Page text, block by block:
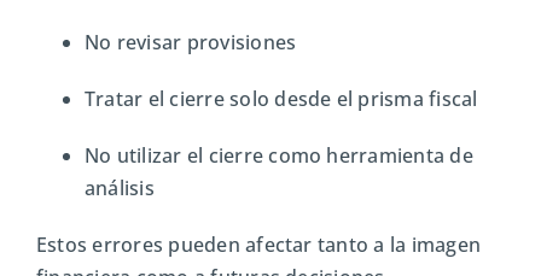
No revisar provisiones
Tratar el cierre solo desde el prisma fiscal
No utilizar el cierre como herramienta de
análisis
Estos errores pueden afectar tanto a la imagen